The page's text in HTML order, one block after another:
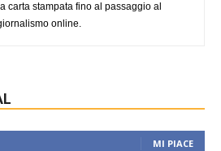
carta stampata fino al passaggio al
online.
MI PIACE